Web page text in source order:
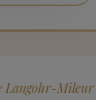
Langohr-Mileur